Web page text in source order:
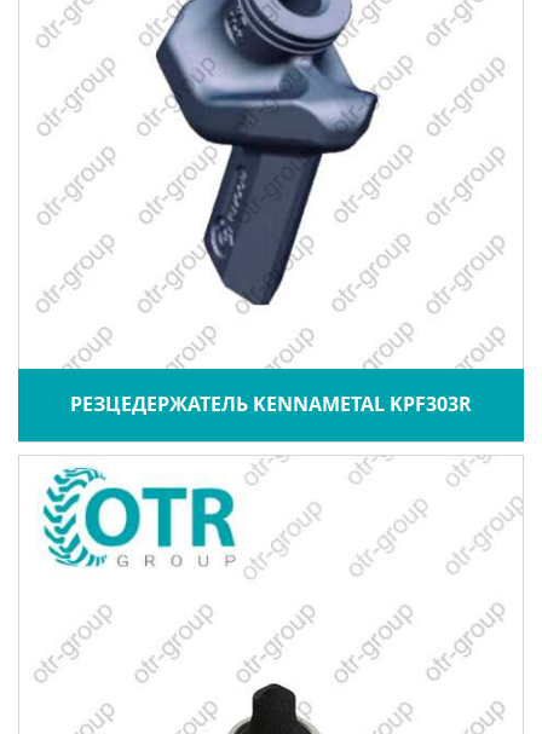
РЕЗЦЕДЕРЖАТЕЛЬ KENNAMETAL KPF303R